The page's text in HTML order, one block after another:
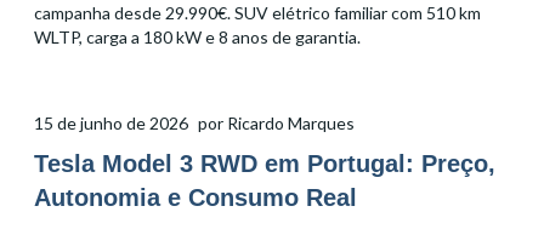
campanha desde 29.990€. SUV elétrico familiar com 510 km
WLTP, carga a 180 kW e 8 anos de garantia.
15 de junho de 2026 por Ricardo Marques
Tesla Model 3 RWD em Portugal: Preço,
Autonomia e Consumo Real